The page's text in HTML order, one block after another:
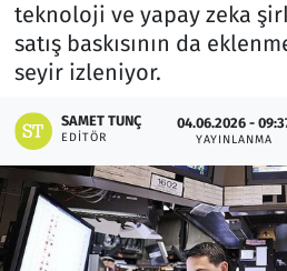
teknoloji ve yapay zeka
satış baskısının da
seyir izleniyor.
SAMET TUNÇ
EDITÖR
04.06.2026 -
YAYINLANMA
Memur ve Kamu
Otomobil
Oyun
Ramazan
Resmi İlanlar